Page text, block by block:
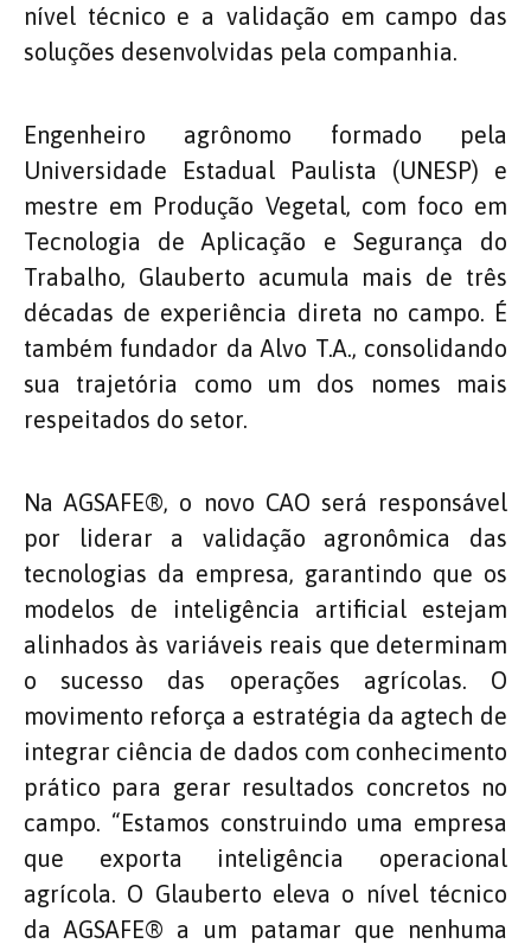
nível técnico e a validação em campo das
soluções desenvolvidas pela companhia.
Engenheiro agrônomo formado pela
Universidade Estadual Paulista (UNESP) e
mestre em Produção Vegetal, com foco em
Tecnologia de Aplicação e Segurança do
Trabalho, Glauberto acumula mais de três
décadas de experiência direta no campo. É
também fundador da Alvo T.A., consolidando
sua trajetória como um dos nomes mais
respeitados do setor.
Na AGSAFE®️, o novo CAO será responsável
por liderar a validação agronômica das
tecnologias da empresa, garantindo que os
modelos de inteligência artificial estejam
alinhados às variáveis reais que determinam
o sucesso das operações agrícolas. O
movimento reforça a estratégia da agtech de
integrar ciência de dados com conhecimento
prático para gerar resultados concretos no
campo. “Estamos construindo uma empresa
que exporta inteligência operacional
agrícola. O Glauberto eleva o nível técnico
da AGSAFE®️ a um patamar que nenhuma